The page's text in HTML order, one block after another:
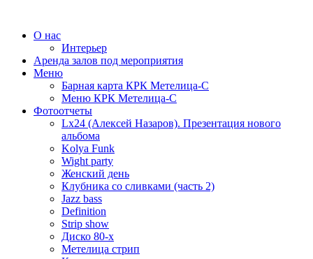
О нас
Интерьер
Аренда залов под мероприятия
Меню
Барная карта КРК Метелица-С
Меню КРК Метелица-С
Фотоотчеты
Lx24 (Алексей Назаров). Презентация нового
альбома
Kolya Funk
Wight party
Женский день
Клубника со сливками (часть 2)
Jazz bass
Definition
Strip show
Диско 80-х
Метелица стрип